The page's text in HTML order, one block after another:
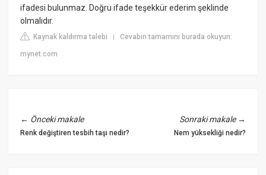
ifadesi bulunmaz. Doğru ifade teşekkür ederim şeklinde
olmalıdır.
Kaynak kaldırma talebi |Cevabın tamamını burada okuyun:
mynet.com
← Önceki makale
Renk değiştiren tesbih taşı nedir?
Sonraki makale→
Nem yüksekliği nedir?